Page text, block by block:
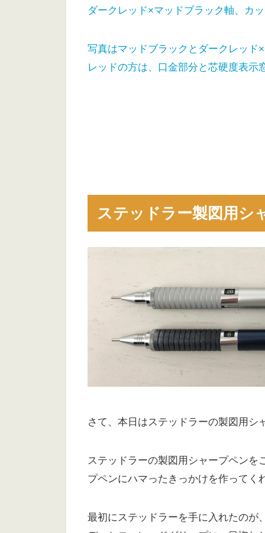
ダークレッド×マッドブラック軸、カ
写真はマッドブラックとダークレッド
レッドの方は、口金部分と芯硬度表
ステッドラー製図用シ
さて、本日はステッドラーの製図用シ
ステッドラーの製図用シャープペンを
プペンにハマったきっかけを作ってく
最初にステッドラーを手に入れたのが